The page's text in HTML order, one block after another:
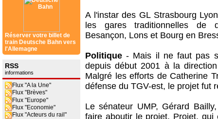
Réserver votre billet de
train Deutsche Bahn vers
l'Allemagne
RSS
informations
Flux "A la Une"
Flux "Brèves"
Flux "Europe"
Flux "Economie"
Flux "Acteurs du rail"
A l'instar des GL Strasbourg
les gares traditionnelles de
Besançon, Lons et Bourg en
Politique - Mais il ne faut pas
depuis début 2001 à la
Malgré les efforts de Catherine
défense du TGV-est, le projet fut
Le sénateur UMP, Gérard
faire aboutir le projet. Projet, qui